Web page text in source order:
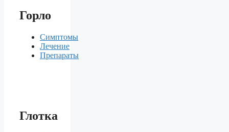
Горло
Симптомы
Лечение
Препараты
Глотка